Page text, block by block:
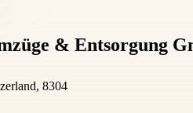
& Entsorgung
8304